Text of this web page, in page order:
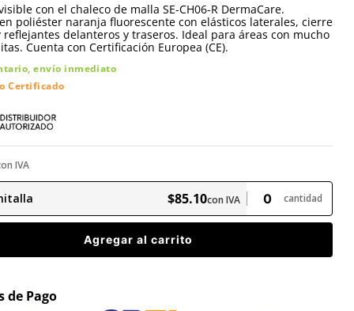
con el chaleco de malla SE-CH06-R DermaCare.
poliéster naranja fluorescente con elásticos laterales, cierre
reflejantes delanteros y traseros. Ideal para áreas con mucho
Cuenta con Certificación Europea (CE).
envío inmediato
Certificado
IVA
$85.10con IVA cantidad
Agregar al carrito
de Pago